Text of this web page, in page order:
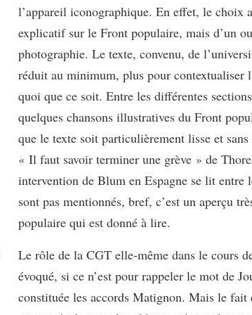
l’appareil iconographique. En effet, le choix
explicatif sur le Front populaire, mais d’un
photographie. Le texte, convenu, de
réduit au minimum, plus pour contextualiser
quoi que ce soit. Entre les différentes
quelques chansons illustratives du Front
que le texte soit particulièrement lisse et
« Il faut savoir terminer une grève » de
intervention de Blum en Espagne se lit entre
sont pas mentionnés, bref, c’est un aperçu
populaire qui est donné à lire.
Le rôle de la CGT elle-même dans le cours
évoqué, si ce n’est pour rappeler le mot de
constituée les accords Matignon. Mais le fait